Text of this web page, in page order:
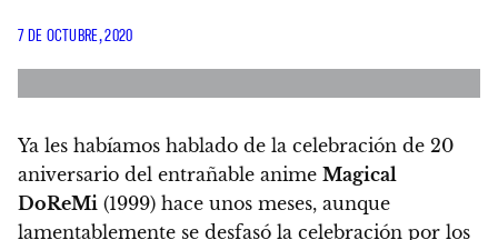
7 DE OCTUBRE, 2020
Ya les habíamos hablado de la celebración de 20
aniversario del entrañable anime Magical
DoReMi (1999) hace unos meses, aunque
lamentablemente se desfasó la celebración por los